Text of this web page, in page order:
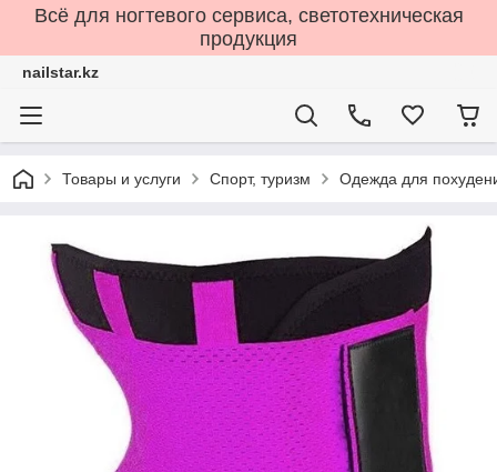
Всё для ногтевого сервиса, светотехническая
продукция
nailstar.kz
Товары и услуги Спорт, туризм Одежда для